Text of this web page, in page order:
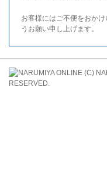
お客様にはご不便をおか
うお願い申し上げます。